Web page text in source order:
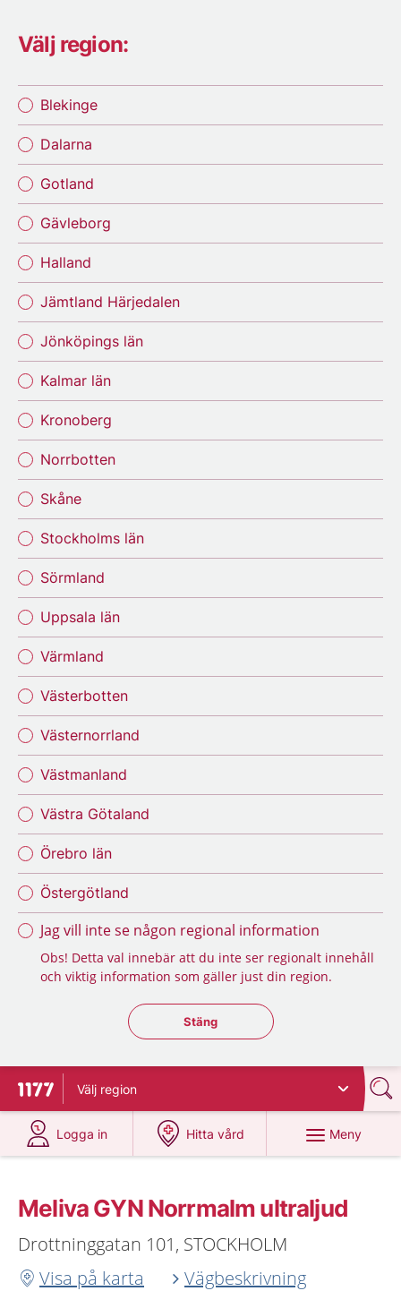
Välj region:
Blekinge
Dalarna
Gotland
Gävleborg
Halland
Jämtland Härjedalen
Jönköpings län
Kalmar län
Kronoberg
Norrbotten
Skåne
Stockholms län
Sörmland
Uppsala län
Värmland
Västerbotten
Västernorrland
Västmanland
Västra Götaland
Örebro län
Östergötland
Jag vill inte se någon regional information
Obs! Detta val innebär att du inte ser regionalt innehåll
och viktig information som gäller just din region.
Stäng regionsväljaren
Stäng
Till startsidan för 1177
Välj region
Logga in
på 1177.se
Hitta vård
på 1177.se
Meny
Meliva GYN Norrmalm ultraljud
Drottninggatan 101, STOCKHOLM
Visa på karta
Vägbeskrivning